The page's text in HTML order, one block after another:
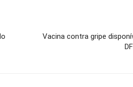
Vacina contra gripe